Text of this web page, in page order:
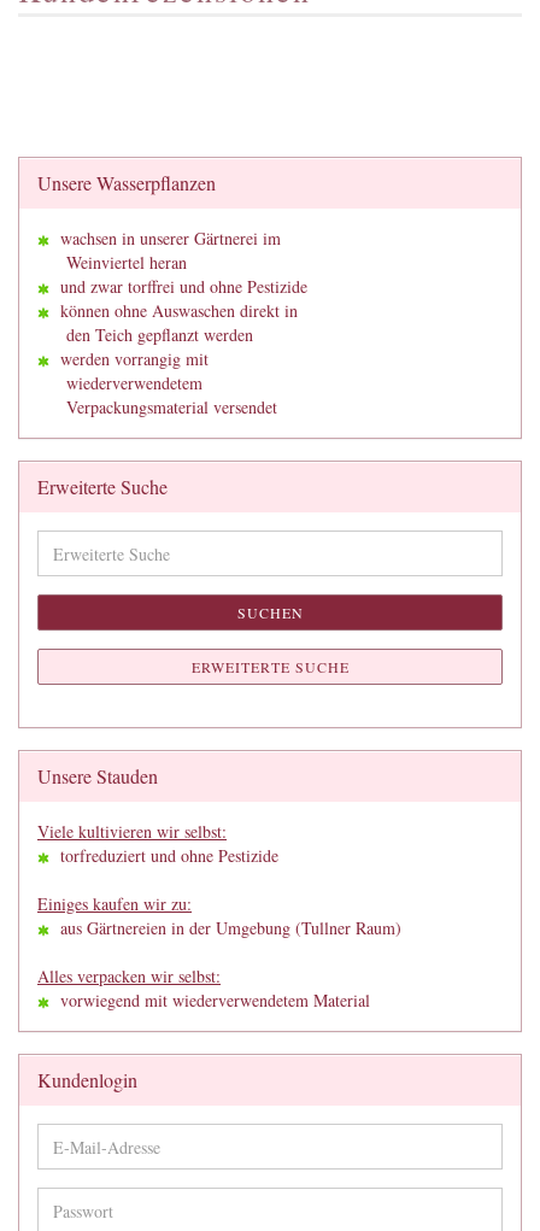
Unsere Wasserpflanzen
wachsen in unserer Gärtnerei im
Weinviertel heran
und zwar torffrei und ohne Pestizide
können ohne Auswaschen direkt in
den Teich gepflanzt werden
werden vorrangig mit
wiederverwendetem
Verpackungsmaterial versendet
Erweiterte Suche
Suche
SUCHEN
ERWEITERTE SUCHE
Unsere Stauden
Viele kultivieren wir selbst:
torfreduziert und ohne Pestizide
Einiges kaufen wir zu:
aus Gärtnereien in der Umgebung (Tullner Raum)
Alles verpacken wir selbst:
vorwiegend mit wiederverwendetem Material
Kundenlogin
E-
Mail-
Adresse
Passwort